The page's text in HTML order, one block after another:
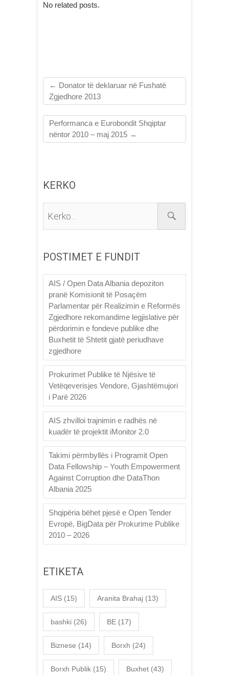
No related posts.
← Donator të deklaruar në Fushatë
Zgjedhore 2013
Performanca e Eurobondit Shqiptar
nëntor 2010 – maj 2015 →
KERKO
POSTIMET E FUNDIT
AIS / Open Data Albania depoziton
pranë Komisionit të Posaçëm
Parlamentar për Realizimin e Reformës
Zgjedhore rekomandime legjislative për
përdorimin e fondeve publike dhe
Buxhetit të Shtetit gjatë periudhave
zgjedhore
Prokurimet Publike të Njësive të
Vetëqeverisjes Vendore, Gjashtëmujori
i Parë 2026
AIS zhvilloi trajnimin e radhës në
kuadër të projektit iMonitor 2.0
Takimi përmbyllës i Programit Open
Data Fellowship – Youth Empowerment
Against Corruption dhe DataThon
Albania 2025
Shqipëria bëhet pjesë e Open Tender
Evropë, BigData për Prokurime Publike
2010 – 2026
ETIKETA
AIS (15) Aranita Brahaj (13)
bashki (26) BE (17)
Biznese (14) Borxh (24)
Borxh Publik (15) Buxhet (43)